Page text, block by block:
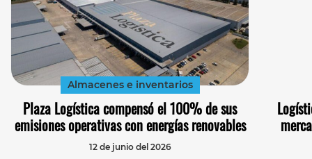
Almacenes e inventarios
Plaza Logística compensó el 100% de sus
emisiones operativas con energías renovables
12 de junio del 2026